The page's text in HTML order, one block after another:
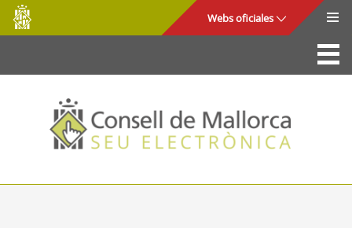
Saltar al contenido principal
Consell
de
Mallorca
Webs oficiales
La Sede
Consejo de Mallorca
Acceso y seguridad
Utilidades